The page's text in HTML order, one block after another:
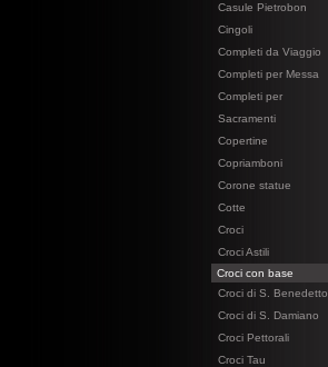
Casule Pietrobon
Cingoli
Completi da Viaggio
Completi per Messa
Completi per
Sacramenti
Copertine
Copriamboni
Corone statue
Cotte
Croci
Croci Astili
Croci con base
Croci di S. Benedetto
Croci di S. Damiano
Croci Pettorali
Croci Tau